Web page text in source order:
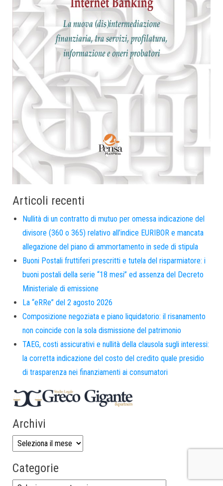
Articoli recenti
Nullità di un contratto di mutuo per omessa indicazione del
divisore (360 o 365) relativo all’indice EURIBOR e mancata
allegazione del piano di ammortamento in sede di stipula
Buoni Postali fruttiferi prescritti e tutela del risparmiatore: i
buoni postali della serie “18 mesi” ed assenza del Decreto
Ministeriale di emissione
La “eRRe” del 2 agosto 2026
Composizione negoziata e piano liquidatorio: il risanamento
non coincide con la sola dismissione del patrimonio
TAEG, costi assicurativi e nullità della clausola sugli interessi:
la corretta indicazione del costo del credito quale presidio
di trasparenza nei finanziamenti ai consumatori
Archivi
Categorie